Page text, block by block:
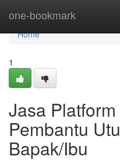
one-bookmark
Home
Home
1
Jasa
Pembantu
Bapak/Ibu